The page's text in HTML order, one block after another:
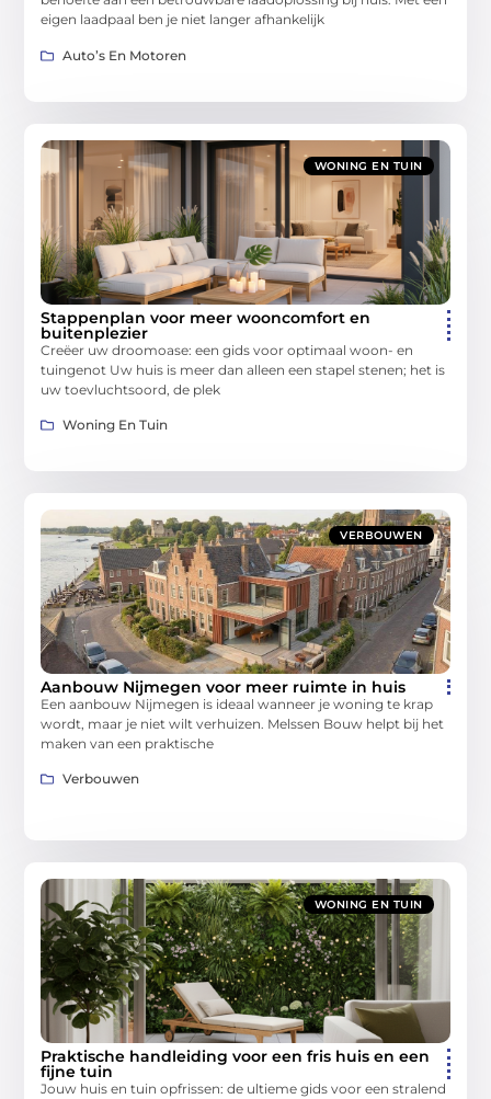
eigen laadpaal ben je niet langer afhankelijk
Auto’s En Motoren
WONING EN TUIN
Stappenplan voor meer wooncomfort en
buitenplezier
Creëer uw droomoase: een gids voor optimaal woon- en
tuingenot Uw huis is meer dan alleen een stapel stenen; het is
uw toevluchtsoord, de plek
Woning En Tuin
VERBOUWEN
Aanbouw Nijmegen voor meer ruimte in huis
Een aanbouw Nijmegen is ideaal wanneer je woning te krap
wordt, maar je niet wilt verhuizen. Melssen Bouw helpt bij het
maken van een praktische
Verbouwen
WONING EN TUIN
Praktische handleiding voor een fris huis en een
fijne tuin
Jouw huis en tuin opfrissen: de ultieme gids voor een stralend